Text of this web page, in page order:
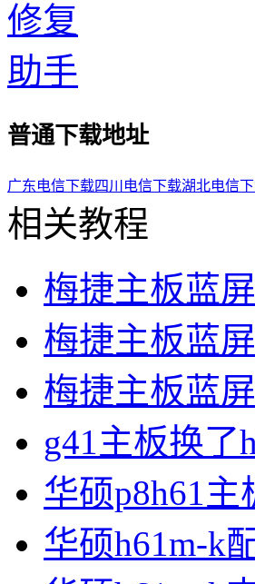
普通下载地址
广东电信下载四川电信下载湖北电信
相关教程
梅捷主板蓝
梅捷主板蓝
梅捷主板蓝
g41主板换了
华硕p8h61主
华硕h61m-k